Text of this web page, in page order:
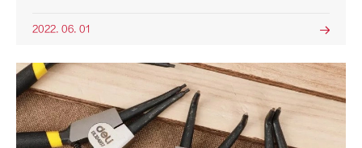
2022. 06. 01 